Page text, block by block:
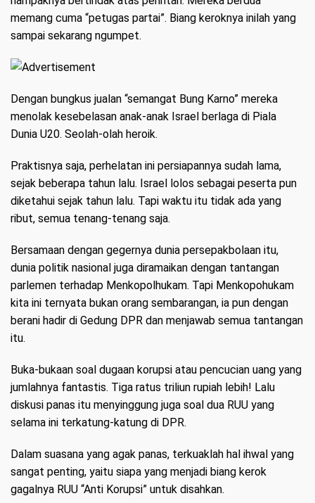
memang cuma “petugas partai”. Biang keroknya inilah yang
sampai sekarang ngumpet.
Dengan bungkus jualan “semangat Bung Karno” mereka
menolak kesebelasan anak-anak Israel berlaga di Piala
Dunia U20. Seolah-olah heroik.
Praktisnya saja, perhelatan ini persiapannya sudah lama,
sejak beberapa tahun lalu. Israel lolos sebagai peserta pun
diketahui sejak tahun lalu. Tapi waktu itu tidak ada yang
ribut, semua tenang-tenang saja.
Bersamaan dengan gegernya dunia persepakbolaan itu,
dunia politik nasional juga diramaikan dengan tantangan
parlemen terhadap Menkopolhukam. Tapi Menkopohukam
kita ini ternyata bukan orang sembarangan, ia pun dengan
berani hadir di Gedung DPR dan menjawab semua tantangan
itu.
Buka-bukaan soal dugaan korupsi atau pencucian uang yang
jumlahnya fantastis. Tiga ratus triliun rupiah lebih! Lalu
diskusi panas itu menyinggung juga soal dua RUU yang
selama ini terkatung-katung di DPR.
Dalam suasana yang agak panas, terkuaklah hal ihwal yang
sangat penting, yaitu siapa yang menjadi biang kerok
gagalnya RUU “Anti Korupsi” untuk disahkan.